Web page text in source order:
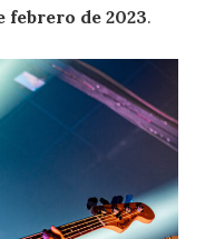
febrero de 2023.